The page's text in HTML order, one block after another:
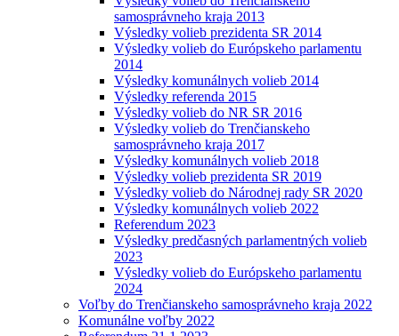
samosprávneho kraja 2013
Výsledky volieb prezidenta SR 2014
Výsledky volieb do Európskeho parlamentu
2014
Výsledky komunálnych volieb 2014
Výsledky referenda 2015
Výsledky volieb do NR SR 2016
Výsledky volieb do Trenčianskeho
samosprávneho kraja 2017
Výsledky komunálnych volieb 2018
Výsledky volieb prezidenta SR 2019
Výsledky volieb do Národnej rady SR 2020
Výsledky komunálnych volieb 2022
Referendum 2023
Výsledky predčasných parlamentných volieb
2023
Výsledky volieb do Európskeho parlamentu
2024
Voľby do Trenčianskeho samosprávneho kraja 2022
Komunálne voľby 2022